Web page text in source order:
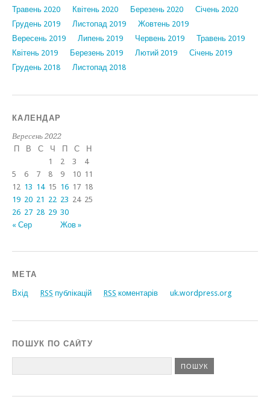
Травень 2020
Квітень 2020 Березень 2020
Січень 2020
Грудень 2019
Листопад 2019
Жовтень 2019
Вересень 2019
Липень 2019 Червень 2019
Травень 2019
Квітень 2019
Березень 2019 Лютий 2019
Січень 2019
Грудень 2018
Листопад 2018
КАЛЕНДАР
Вересень 2022
П
В С Ч П С Н
« Сер Жов »
1 2 3
4
5
6 7 8 9 10 11
12 13 14 15 16 17 18
19 20 21 22 23 24 25
26 27 28 29 30
МЕТА
Вхід RSS публікацій RSS коментарів uk.wordpress.org
ПОШУК ПО САЙТУ